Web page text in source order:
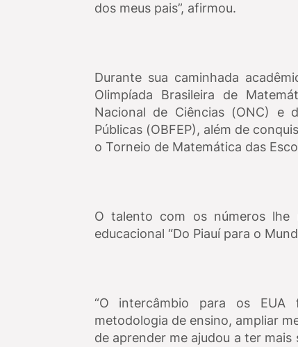
dos meus pais”, afirmou.
Durante sua caminhada
Olimpíada Brasileira de
Nacional de Ciências (ONC) e
Públicas (OBFEP), além de
o Torneio de Matemática das
O talento com os números lhe
educacional “Do Piauí para o
“O intercâmbio para os EUA
metodologia de ensino, ampliar
de aprender me ajudou a ter